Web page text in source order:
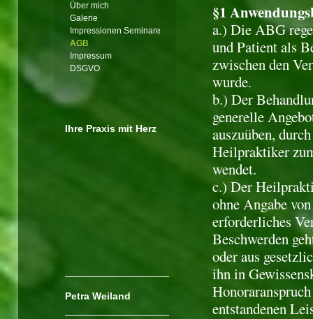
§1
a.) Die ABG
und Patient als
zwischen den
wurde.
b.) Der
generelle
auszuüben,
Heilpraktiker
wendet.
c.) Der
ohne Angabe
erforderliches
Beschwerden
oder aus
ihn in
entstandenen
Über mich
Galerie
Impressionen Seminare
AGB
Impressum
DSGVO
Ihre Praxis mit Herz
Petra Weiland